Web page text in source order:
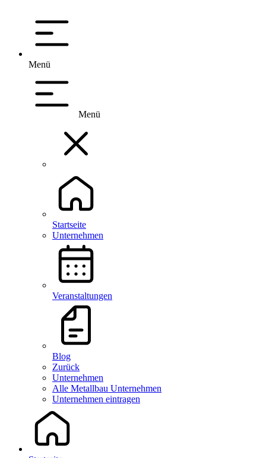
Menü
Menü
Startseite
Unternehmen
Veranstaltungen
Blog
Zurück
Unternehmen
Alle Metallbau Unternehmen
Unternehmen eintragen